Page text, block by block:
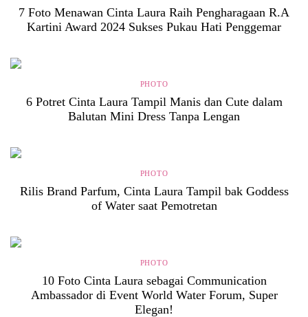
7 Foto Menawan Cinta Laura Raih Pengharagaan R.A
Kartini Award 2024 Sukses Pukau Hati Penggemar
PHOTO
6 Potret Cinta Laura Tampil Manis dan Cute dalam
Balutan Mini Dress Tanpa Lengan
PHOTO
Rilis Brand Parfum, Cinta Laura Tampil bak Goddess
of Water saat Pemotretan
PHOTO
10 Foto Cinta Laura sebagai Communication
Ambassador di Event World Water Forum, Super
Elegan!